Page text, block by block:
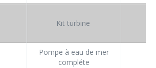
Kit turbine
Pompe à eau de mer
compléte